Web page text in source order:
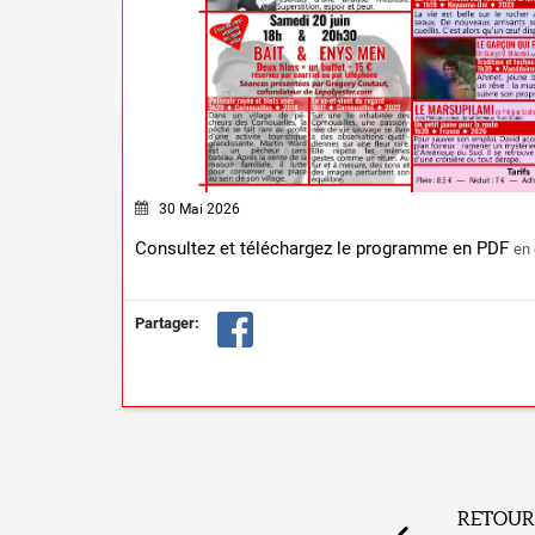
30 Mai 2026
Consultez et téléchargez le programme en PDF en
Partager: